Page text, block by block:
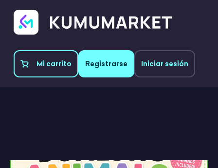
Mi carrito Registrarse Iniciar sesión